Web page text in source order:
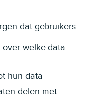
dat gebruikers:
welke data
hun data
delen met